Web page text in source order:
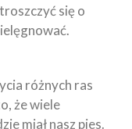
się o
różnych ras
że wiele
miał nasz pies.